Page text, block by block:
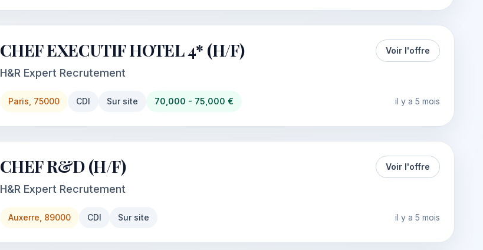
CHEF EXECUTIF HOTEL 4* (H/F)
H&R Expert Recrutement
Voir l'offre
Paris, 75000 CDI Sur site 70,000 - 75,000 € il y a 5 mois
CHEF R&D (H/F)
H&R Expert Recrutement
Voir l'offre
Auxerre, 89000 CDI Sur site il y a 5 mois